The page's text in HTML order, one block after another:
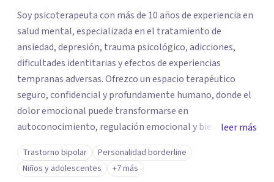
Soy psicoterapeuta con más de 10 años de experiencia en
salud mental, especializada en el tratamiento de
ansiedad, depresión, trauma psicológico, adicciones,
dificultades identitarias y efectos de experiencias
tempranas adversas. Ofrezco un espacio terapéutico
seguro, confidencial y profundamente humano, donde el
dolor emocional puede transformarse en
autoconocimiento, regulación emocional y bienestar.
Trabajo desde un enfoque integrativo que combina
psicoanálisis, terapia somática y de trauma, psicología
corporal, Mentalization Based Therapy (MBT),
leer más
Trastorno bipolar
Personalidad borderline
Niños y adolescentes
+7 más